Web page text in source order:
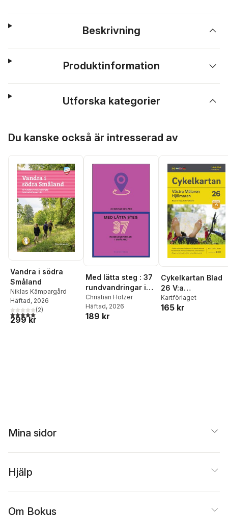
Beskrivning
Produktinformation
Utforska kategorier
Du kanske också är intresserad av
Vandra i södra
Småland
Niklas Kämpargård
Häftad, 2026
5,0utav 5 stjärnor. Totalt antal röster:
(2)
299 kr
Med lätta steg : 37
rundvandringar i
Småland
Christian Holzer
Häftad, 2026
189 kr
Cykelkartan Blad
26 V:a
Mälaren/
2023-2025
Kartförlaget
165 kr
Mina sidor
Hjälp
Om Bokus